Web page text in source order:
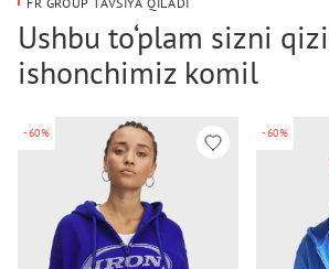
Ushbu to‘plam sizni
ishonchimiz komil
-60% -60%